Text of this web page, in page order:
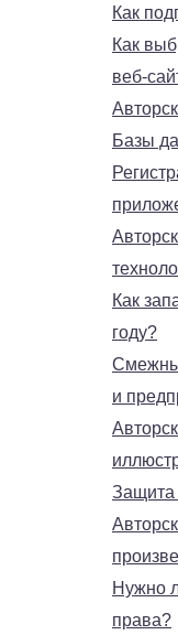
Как
Как
веб-
Базы
Как
году?
и
Защита
Нужно
права?